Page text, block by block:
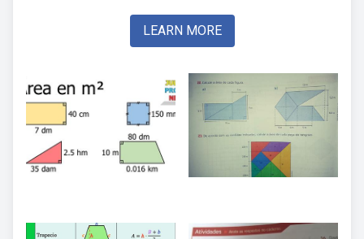
LEARN MORE